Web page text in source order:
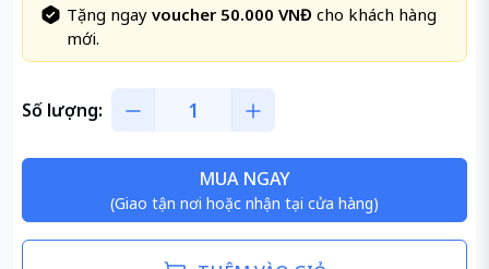
Tặng ngay voucher 50.000 VNĐ cho khách hàng
mới.
Số lượng:
MUA NGAY
(Giao tận nơi hoặc nhận tại cửa hàng)